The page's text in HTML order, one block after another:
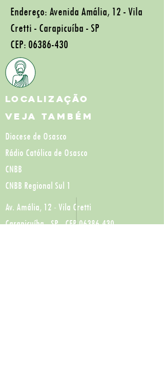
Endereço: Avenida Amália, 12 - Vila
Cretti - Carapicuíba - SP
CEP: 06386-430
LOCALIZAÇÃO
Veja Também
Diocese de Osasco
Rádio Católica de Osasco
CNBB
CNBB Regional Sul 1
Av. Amália, 12 - Vila Cretti
Carapicuíba - SP - CEP06386-430